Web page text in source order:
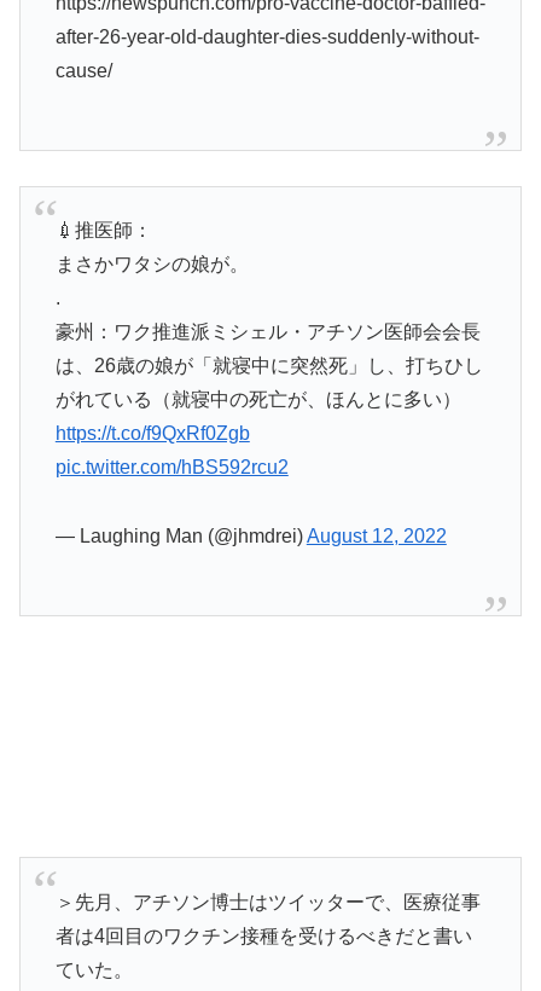
after-26-year-old-daughter-dies-suddenly-without-
cause/
💉推医師：
まさかワタシの娘が。
.
豪州：ワク推進派ミシェル・アチソン医師会会長
は、26歳の娘が「就寝中に突然死」し、打ちひし
がれている（就寝中の死亡が、ほんとに多い）
https://t.co/f9QxRf0Zgb
pic.twitter.com/hBS592rcu2
— Laughing Man (@jhmdrei)August 12, 2022
＞先月、アチソン博士はツイッターで、医療従事
者は4回目のワクチン接種を受けるべきだと書い
ていた。